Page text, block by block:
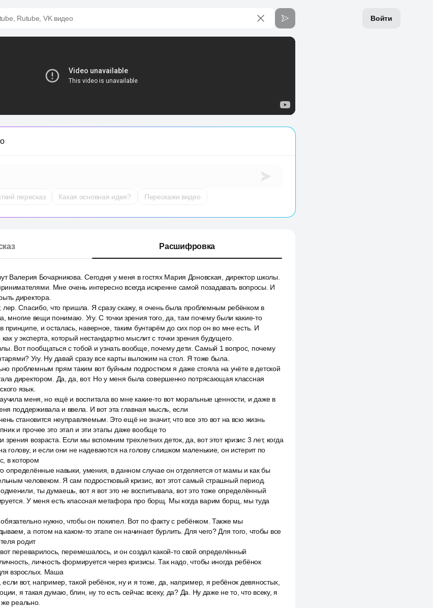
Войти
Rutube, VK видео
пересказ Какая основная идея? Перескажи видео
Расшифровка
Валерия Бочарникова. Сегодня у меня в гостях Мария Доновская, директор школы.
Мне очень интересно всегда искренне самой позадавать вопросы. И
директора.
Спасибо, что пришла. Я сразу скажу, я очень была проблемным ребёнком в
многие вещи понимаю. Угу. С точки зрения того, да, там почему были какие-то
принципе, и осталась, наверное, таким бунтарём до сих пор он во мне есть. И
у эксперта, который нестандартно мыслит с точки зрения будущего.
Вот пообщаться с тобой и узнать вообще, почему дети. Самый 1 вопрос, почему
Угу. Ну давай сразу все карты выложим на стол. Я тоже была.
проблемным прям таким вот буйным подростком я даже стояла на учёте в детской
директором. Да, да, вот. Но у меня была совершенно потрясающая классная
язык.
меня, но ещё и воспитала во мне какие-то вот моральные ценности, и даже в
поддерживала и ввела. И вот эта главная мысль, если
становится неуправляемым. Это ещё не значит, что все это вот на всю жизнь
и прочее это этап и эти этапы даже вообще то
возраста. Если мы вспомним трехлетних деток, да, вот этот кризис 3 лет, когда
голову, и если они не надеваются на голову слишком маленькие, он истерит по
в котором
определённые навыки, умения, в данном случае он отделяется от мамы и как бы
человеком. Я сам подростковый кризис, вот этот самый страшный период.
ты думаешь, вот я вот это не воспитывала, вот это тоже определённый
У меня есть классная метафора про борщ. Мы когда варим борщ, мы туда
нужно, чтобы он покипел. Вот по факту с ребёнком. Также мы
а потом на каком-то этапе он начинает бурлить. Для чего? Для того, чтобы все
родит
переварилось, перемешалось, и он создал какой-то свой определённый
личность формируется через кризисы. Так надо, чтобы иногда ребёнок
взрослых. Маша
вот, например, такой ребёнок, ну и я тоже, да, например, я ребёнок девяностых,
я такая думаю, блин, ну то есть сейчас всеку, да? Да. Ну даже не то, что всеку, я
реально.